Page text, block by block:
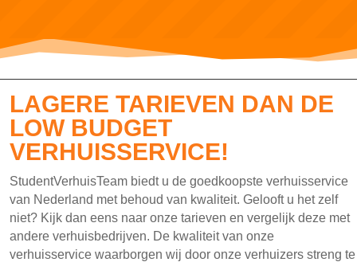
LAGERE TARIEVEN DAN DE
LOW BUDGET
VERHUISSERVICE!
StudentVerhuisTeam biedt u de goedkoopste verhuisservice
van Nederland met behoud van kwaliteit. Gelooft u het zelf
niet? Kijk dan eens naar onze tarieven en vergelijk deze met
andere verhuisbedrijven. De kwaliteit van onze
verhuisservice waarborgen wij door onze verhuizers streng te